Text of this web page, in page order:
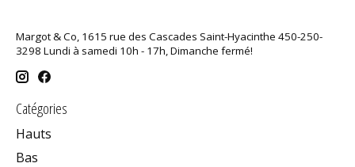
Margot & Co, 1615 rue des Cascades Saint-Hyacinthe 450-250-
3298 Lundi à samedi 10h - 17h, Dimanche fermé!
Catégories
Hauts
Bas